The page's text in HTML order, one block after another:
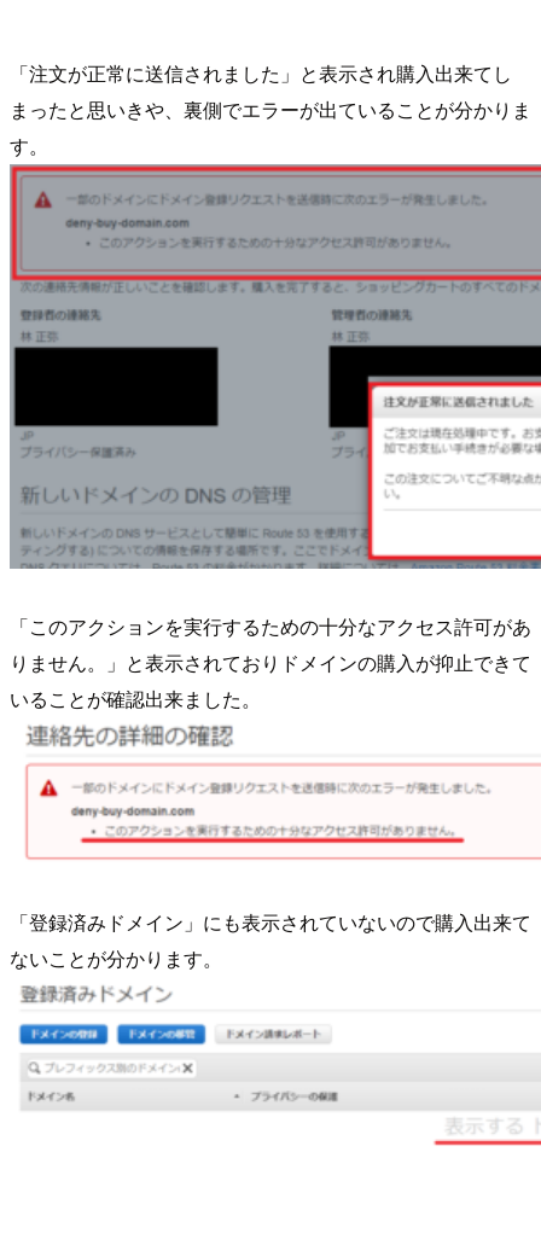
「注文が正常に送信されました」と表示され購入出来てし
まったと思いきや、裏側でエラーが出ていることが分かりま
す。
「このアクションを実行するための十分なアクセス許可があ
りません。」と表示されておりドメインの購入が抑止できて
いることが確認出来ました。
「登録済みドメイン」にも表示されていないので購入出来て
ないことが分かります。